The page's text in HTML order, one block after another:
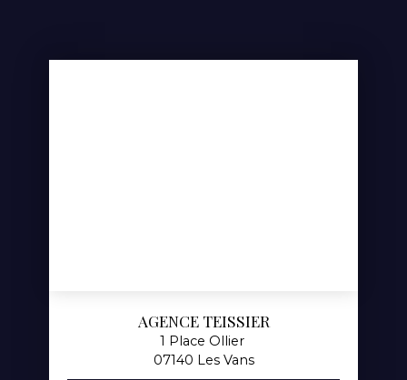
AGENCE TEISSIER
1 Place Ollier
07140 Les Vans